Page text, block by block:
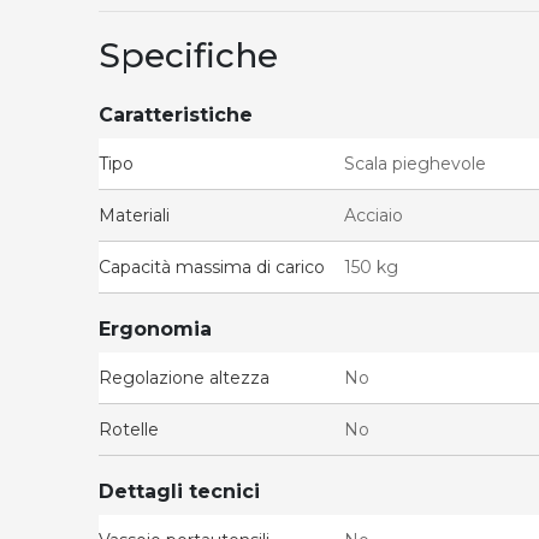
Specifiche
Caratteristiche
Tipo Scala pieghevole
Materiali Acciaio
Capacità massima di carico 150 kg
Ergonomia
Regolazione altezza No
Rotelle No
Dettagli tecnici